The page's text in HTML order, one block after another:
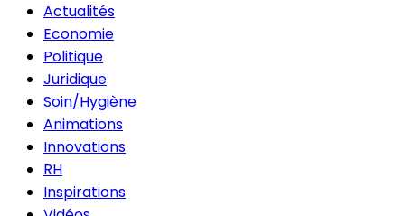
Actualités
Economie
Politique
Juridique
Soin/Hygiène
Animations
Innovations
RH
Inspirations